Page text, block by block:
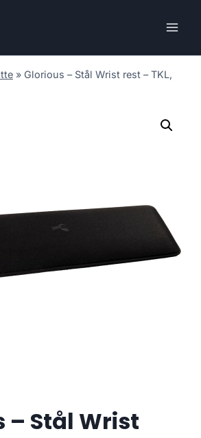
» Glorious – Stål Wrist rest – TKL,
– Stål Wrist